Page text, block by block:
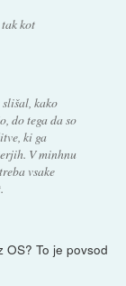
kot
kako
do tega da so
ki ga
V minhnu
vsake
OS? To je povsod